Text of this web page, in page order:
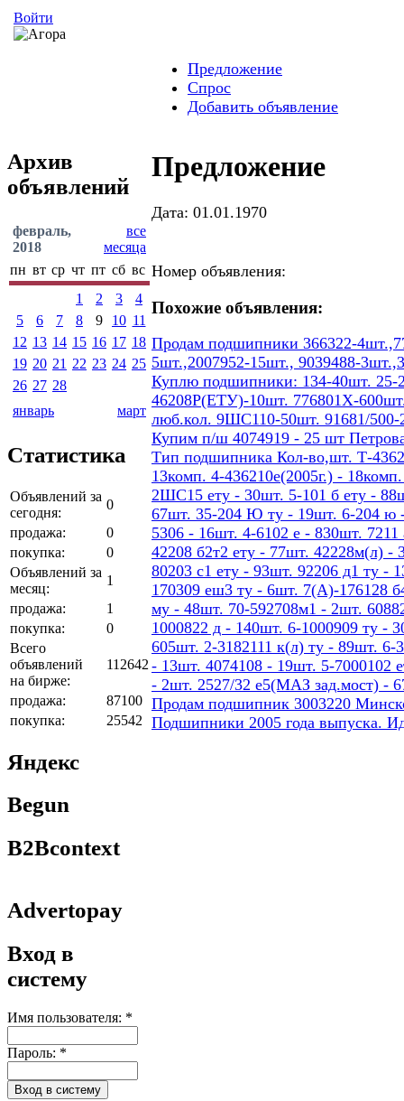
Войти
Предложение
Спрос
Добавить объявление
Архив
объявлений
февраль,
2018
все
месяца
пн вт ср чт пт сб вс
1
2 3
4
5
6 7 8 9 10 11
12 13 14 15 16 17 18
19 20 21 22 23 24 25
26 27 28
январь
март
Статистика
Объявлений за
сегодня:
0
продажа:
0
покупка:
0
Объявлений за
месяц:
1
продажа:
1
покупка:
0
Всего
объявлений
на бирже:
112642
продажа:
87100
покупка:
25542
Яндекс
Begun
B2Bcontext
Advertopay
Вход в
систему
Имя пользователя: *
Пароль: *
Предложение
Дата: 01.01.1970
Номер объявления:
Похожие объявления:
Продам подшипники 366322-
5шт.,2007952-15шт., 9039488-
Куплю подшипники: 134-40шт.
46208Р(ЕТУ)-10шт. 776801Х-
люб.кол. 9ШС110-50шт. 91681/500-
Купим п/ш 4074919 - 25 шт
Тип подшипника Кол-во,шт. Т-
13комп. 4-436210е(2005г.) -
2ШС15 ету - 30шт. 5-101 б ету -
67шт. 35-204 Ю ту - 19шт. 6-204 ю
5306 - 16шт. 4-6102 е - 830шт.
42208 б2т2 ету - 77шт. 42228м(л)
80203 с1 ету - 93шт. 92206 д1 ту
170309 еш3 ту - 6шт. 7(А)-176128
му - 48шт. 70-592708м1 - 2шт.
1000822 д - 140шт. 6-1000909 ту -
605шт. 2-3182111 к(л) ту - 89шт.
- 13шт. 4074108 - 19шт. 5-7000102
- 2шт. 2527/32 е5(МАЗ зад.мост) -
Продам подшипник 3003220
Подшипники 2005 года выпуска.